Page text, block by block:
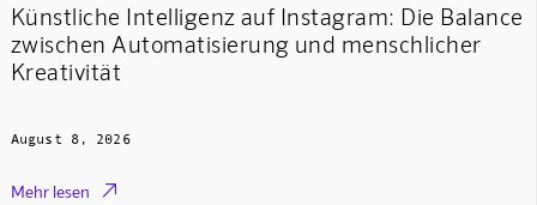
Künstliche Intelligenz auf Instagram: Die Balance
zwischen Automatisierung und menschlicher
Kreativität
August 8, 2026
Mehr lesen 